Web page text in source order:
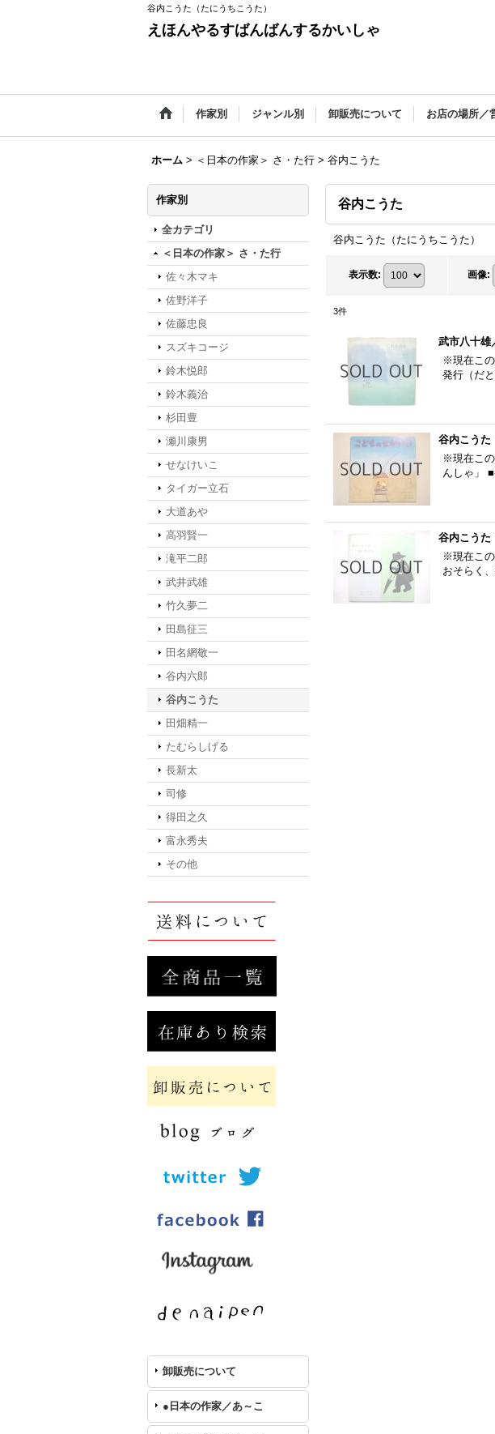
谷内こうた（たにうちこうた）
えほんやるすばんばんするかいしゃ
作家別 ジャンル別 卸販売について お店の場所／
ホーム > ＜日本の作家＞ さ・た行 > 谷内こうた
作家別
全カテゴリ
＜日本の作家＞ さ・た行
佐々木マキ
佐野洋子
佐藤忠良
スズキコージ
鈴木悦郎
鈴木義治
杉田豊
瀬川康男
せなけいこ
タイガー立石
大道あや
高羽賢一
滝平二郎
武井武雄
竹久夢二
田島征三
田名網敬一
谷内六郎
谷内こうた
田畑精一
たむらしげる
長新太
司修
得田之久
富永秀夫
その他
卸販売について
●日本の作家／あ～こ
谷内こうた
谷内こうた（たにうちこうた）
表示数: 画像:
3件
武市八十雄
※現在こ
発行（だ
谷内こうた
※現在こ
んしゃ」
谷内こうた
※現在こ
おそらく